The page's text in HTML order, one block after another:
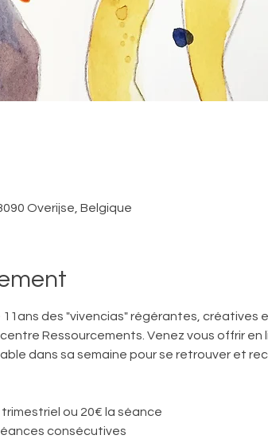
Overijse, Belgique
des "vivencias" régérantes, créatives
Ressourcements. Venez vous offrir en
dans sa semaine pour se retrouver et
ou 20€ la séance
consécutives